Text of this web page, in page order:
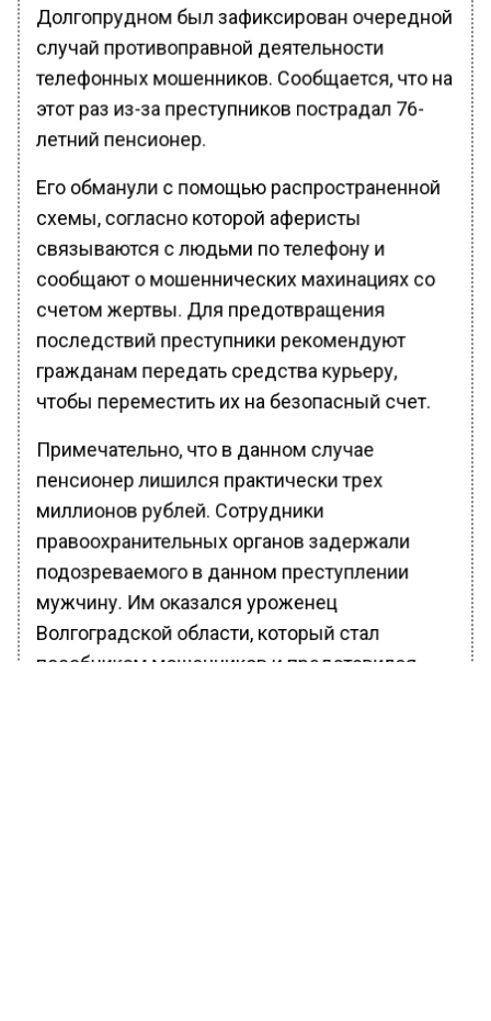
Долгопрудном был зафиксирован очередной
случай противоправной деятельности
телефонных мошенников. Сообщается, что на
этот раз из-за преступников пострадал 76-
летний пенсионер.
Его обманули с помощью распространенной
схемы, согласно которой аферисты
связываются с людьми по телефону и
сообщают о мошеннических махинациях со
счетом жертвы. Для предотвращения
последствий преступники рекомендуют
гражданам передать средства курьеру,
чтобы переместить их на безопасный счет.
Примечательно, что в данном случае
пенсионер лишился практически трех
миллионов рублей. Сотрудники
правоохранительных органов задержали
подозреваемого в данном преступлении
мужчину. Им оказался уроженец
Волгоградской области, который стал
пособником мошенников и представился